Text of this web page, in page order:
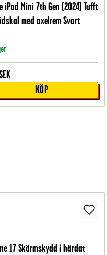
iPad Mini 7th Gen (2024) Tufft
med axelrem Svart
KÖP
17 Skärmskydd i härdat